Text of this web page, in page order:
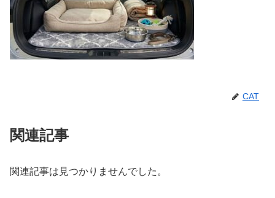
CAT
関連記事
関連記事は見つかりませんでした。